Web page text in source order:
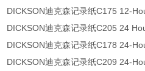
DICKSON迪克森记录纸C175 12-
DICKSON迪克森记录纸C205 24
DICKSON迪克森记录纸C178 24-
DICKSON迪克森记录纸C209 24-